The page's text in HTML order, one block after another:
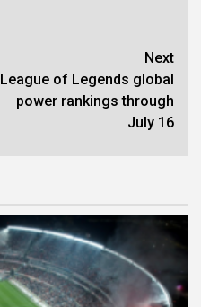
Next
League of Legends global
power rankings through
July 16